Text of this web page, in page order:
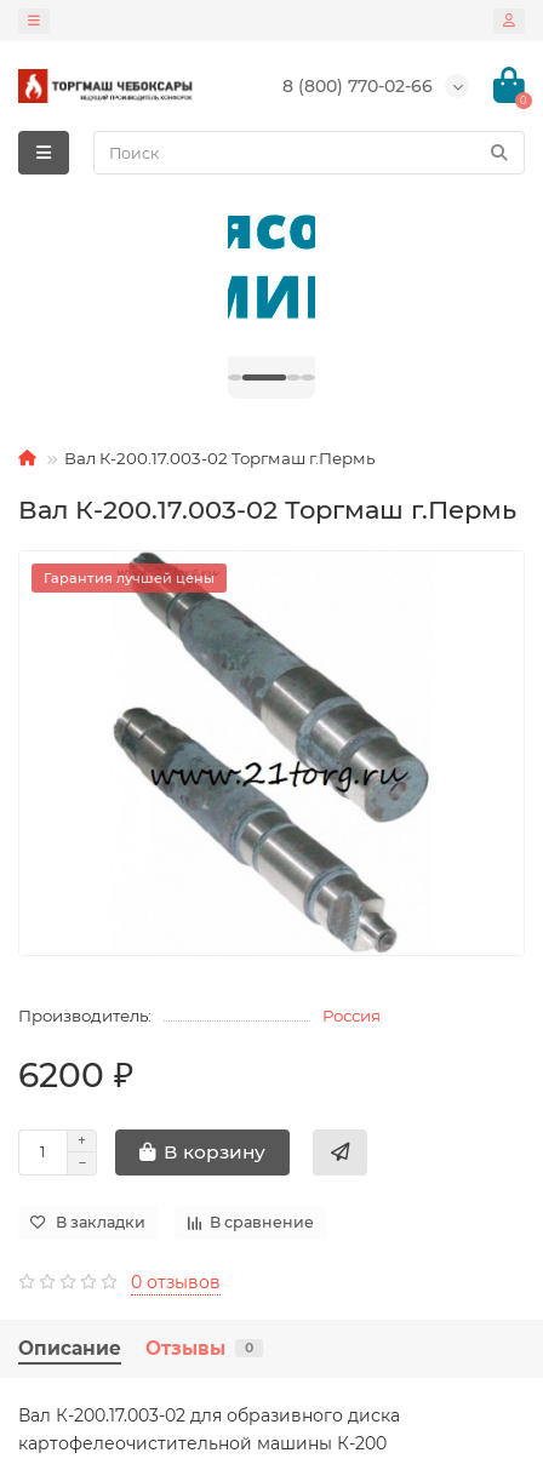
8 (800) 770-02-66
0
Вал К-200.17.003-02 Торгмаш г.Пермь
Вал К-200.17.003-02 Торгмаш г.Пермь
Гарантия лучшей цены
Производитель: Россия
6200 ₽
В корзину
В закладки В сравнение
0 отзывов
Описание Отзывы 0
Вал К-200.17.003-02 для образивного диска
картофелеочистительной машины К-200